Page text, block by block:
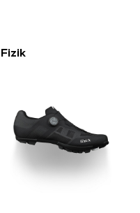
Fizik